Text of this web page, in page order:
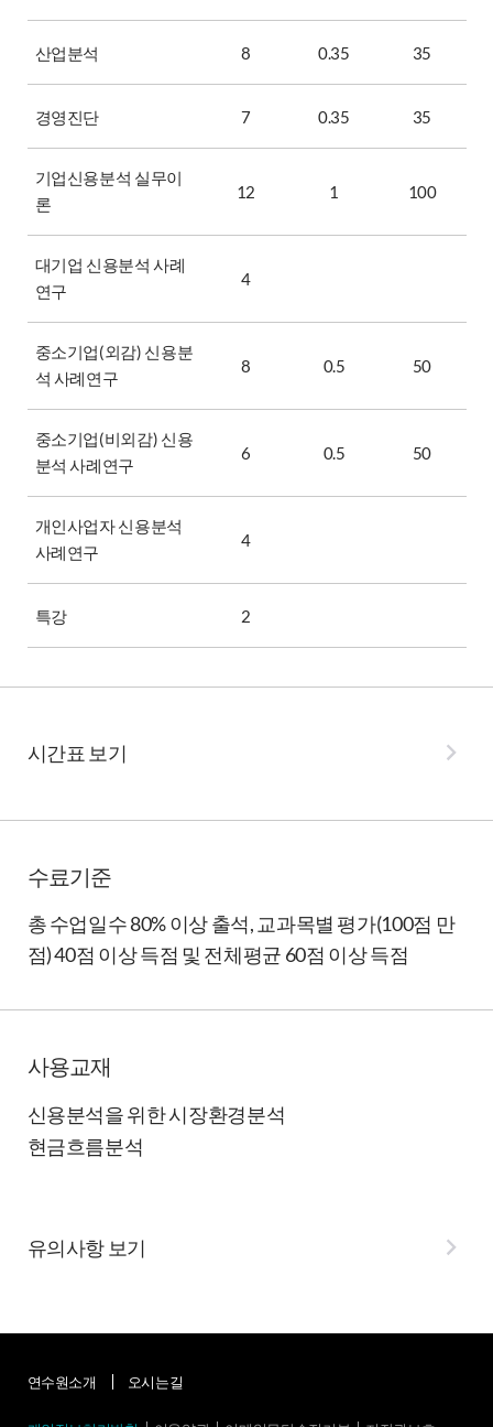
산업분석 8 0.35 35
경영진단 7 0.35 35
기업신용분석 실무이
론
12 1 100
대기업 신용분석 사례
연구
4
중소기업(외감) 신용분
석 사례연구
8 0.5 50
중소기업(비외감) 신용
분석 사례연구
6 0.5 50
개인사업자 신용분석
사례연구
4
특강 2
시간표 보기
수료기준
총 수업일수 80% 이상 출석, 교과목별 평가(100점 만
점) 40점 이상 득점 및 전체평균 60점 이상 득점
사용교재
신용분석을 위한 시장환경분석
현금흐름분석
유의사항 보기
연수원소개 오시는길